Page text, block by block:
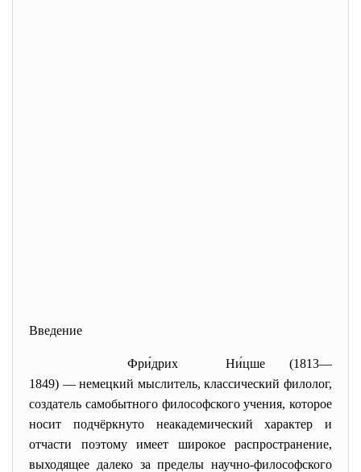
Введение
Фри́дрих Ни́цше (1813—
1849) —немецкий мыслитель, классическийфилолог,
создатель самобытного философскогоучения, которое
носит подчёркнуто неакадемический характер и
отчасти поэтому имеет широкое распространение,
выходящее далеко за пределы научно-философского